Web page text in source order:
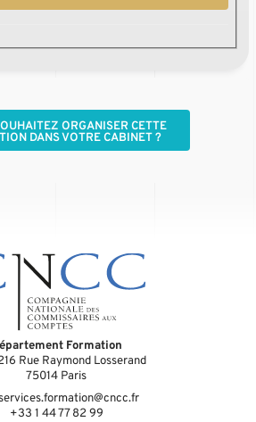
ORGANISER CETTE
DANS VOTRE CABINET ?
Formation
Rue Raymond Losserand
75014 Paris
+33 1 44 77 82 99